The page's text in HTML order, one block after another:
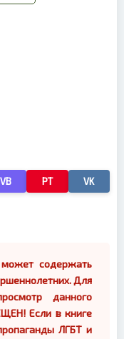
VB PT VK
содержать
Для
данного
Если в книге
ЛГБТ и